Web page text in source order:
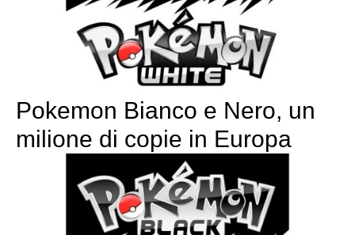
Pokemon Bianco e Nero, un
milione di copie in Europa